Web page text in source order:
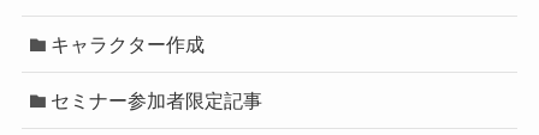
キャラクター作成
セミナー参加者限定記事